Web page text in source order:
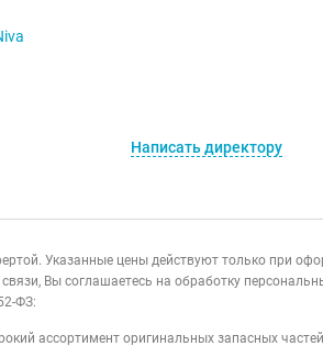
Написать директору
Указанные цены действуют только при
Вы соглашаетесь на обработку
ФЗ:
ассортимент оригинальных запасных